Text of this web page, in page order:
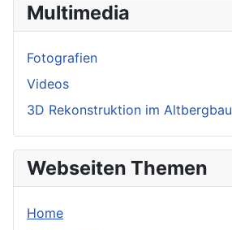
Multimedia
Fotografien
Videos
3D Rekonstruktion im Altbergbau
Webseiten Themen
Home